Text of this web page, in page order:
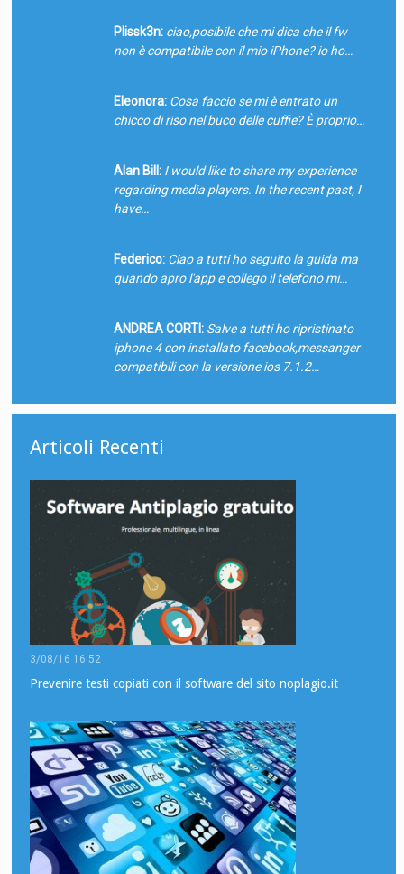
Plissk3n: ciao,posibile che mi dica che il fw
non è compatibile con il mio iPhone? io ho…
Eleonora: Cosa faccio se mi è entrato un
chicco di riso nel buco delle cuffie? È proprio…
Alan Bill: I would like to share my experience
regarding media players. In the recent past, I
have…
Federico: Ciao a tutti ho seguito la guida ma
quando apro l'app e collego il telefono mi…
ANDREA CORTI: Salve a tutti ho ripristinato
iphone 4 con installato facebook,messanger
compatibili con la versione ios 7.1.2…
Articoli Recenti
3/08/16 16:52
Prevenire testi copiati con il software del sito noplagio.it